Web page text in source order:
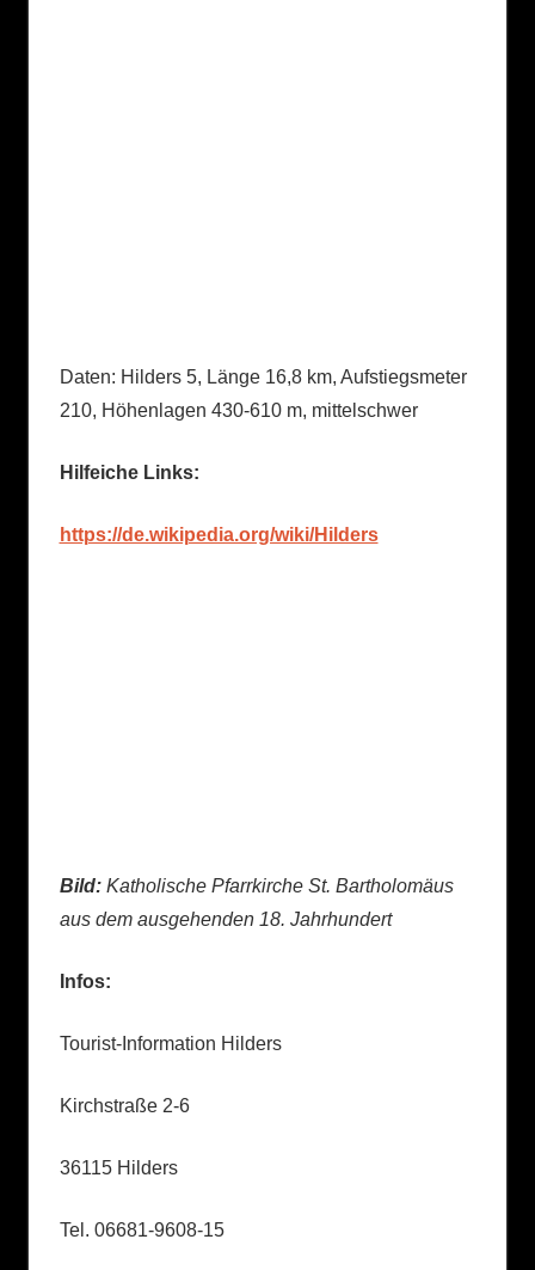
Daten: Hilders 5, Länge 16,8 km, Aufstiegsmeter
210, Höhenlagen 430-610 m, mittelschwer
Hilfeiche Links:
https://de.wikipedia.org/wiki/Hilders
Bild: Katholische Pfarrkirche St. Bartholomäus
aus dem ausgehenden 18. Jahrhundert
Infos:
Tourist-Information Hilders
Kirchstraße 2-6
36115 Hilders
Tel. 06681-9608-15